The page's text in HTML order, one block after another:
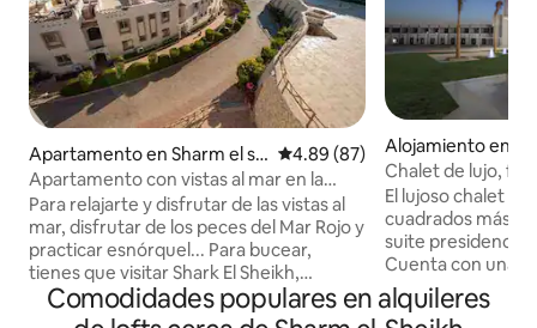
Apartamento en Sharm el sh
eikh
Calificación promedio: 4.89 de
4.89 (87)
Apartamento con vistas al mar en la
bahía de los tiburones para bucear y
hacer esnórquel.
Para relajarte y disfrutar de las vistas al
mar, disfrutar de los peces del Mar Rojo y
practicar esnórquel... Para bucear,
tienes que visitar Shark El Sheikh,
especialmente Sharks Bay Oasis... Este
apartamento se encuentra en la ciudad
Alojamiento en
h
Chalet de lujo,
El lujoso chalet de
cuadrados más
suite presidencial
Cuenta con una
totalmente
Comodidades populares en alquileres